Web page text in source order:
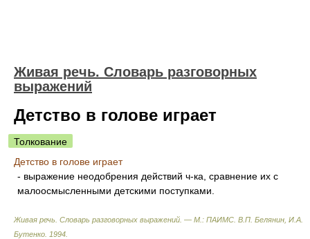
Живая речь. Словарь разговорных
выражений
Детство в голове играет
Толкование
Детство в голове играет
- выражение неодобрения действий ч-ка, сравнение их с
малоосмысленными детскими поступками.
Живая речь. Словарь разговорных выражений. — М.: ПАИМС В.П. Белянин, И.А.
Бутенко 1994